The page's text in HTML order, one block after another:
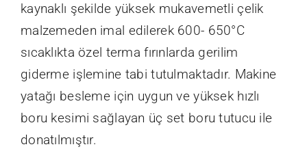
kaynaklı şekilde yüksek mukavemetli çelik
malzemeden imal edilerek 600- 650°C
sıcaklıkta özel terma fırınlarda gerilim
giderme işlemine tabi tutulmaktadır. Makine
yatağı besleme için uygun ve yüksek hızlı
boru kesimi sağlayan üç set boru tutucu ile
donatılmıştır.